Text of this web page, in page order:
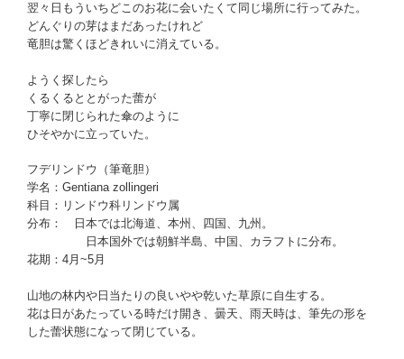
翌々日もういちどこのお花に会いたくて同じ場所に行ってみた。
どんぐりの芽はまだあったけれど
竜胆は驚くほどきれいに消えている。
ようく探したら
くるくるととがった蕾が
丁寧に閉じられた傘のように
ひそやかに立っていた。
フデリンドウ（筆竜胆）
学名：Gentiana zollingeri
科目：リンドウ科リンドウ属
分布： 日本では北海道、本州、四国、九州。
日本国外では朝鮮半島、中国、カラフトに分布。
花期：4月~5月
山地の林内や日当たりの良いやや乾いた草原に自生する。
花は日があたっている時だけ開き、曇天、雨天時は、筆先の形を
した蕾状態になって閉じている。